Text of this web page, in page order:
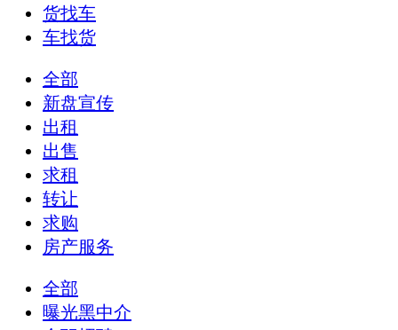
货找车
车找货
全部
新盘宣传
出租
出售
求租
转让
求购
房产服务
全部
曝光黑中介